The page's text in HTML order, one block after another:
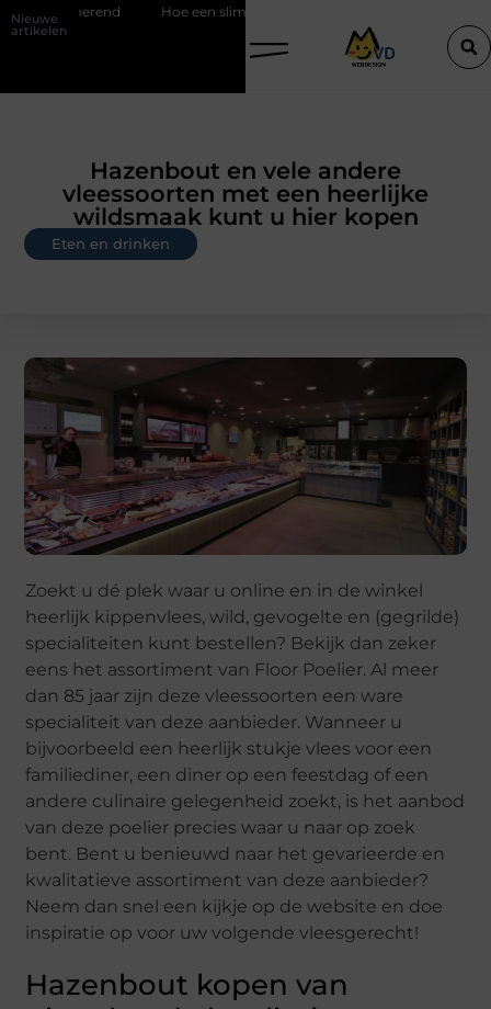
Nieuwe
artikelen
Hoe een slim geplaatste autolift de efficiëntie van een
Hazenbout en vele andere
vleessoorten met een heerlijke
wildsmaak kunt u hier kopen
Eten en drinken
Zoekt u dé plek waar u online en in de winkel
heerlijk kippenvlees, wild, gevogelte en (gegrilde)
specialiteiten kunt bestellen? Bekijk dan zeker
eens het assortiment van Floor Poelier. Al meer
dan 85 jaar zijn deze vleessoorten een ware
specialiteit van deze aanbieder. Wanneer u
bijvoorbeeld een heerlijk stukje vlees voor een
familiediner, een diner op een feestdag of een
andere culinaire gelegenheid zoekt, is het aanbod
van deze poelier precies waar u naar op zoek
bent. Bent u benieuwd naar het gevarieerde en
kwalitatieve assortiment van deze aanbieder?
Neem dan snel een kijkje op de website en doe
inspiratie op voor uw volgende vleesgerecht!
Hazenbout kopen van